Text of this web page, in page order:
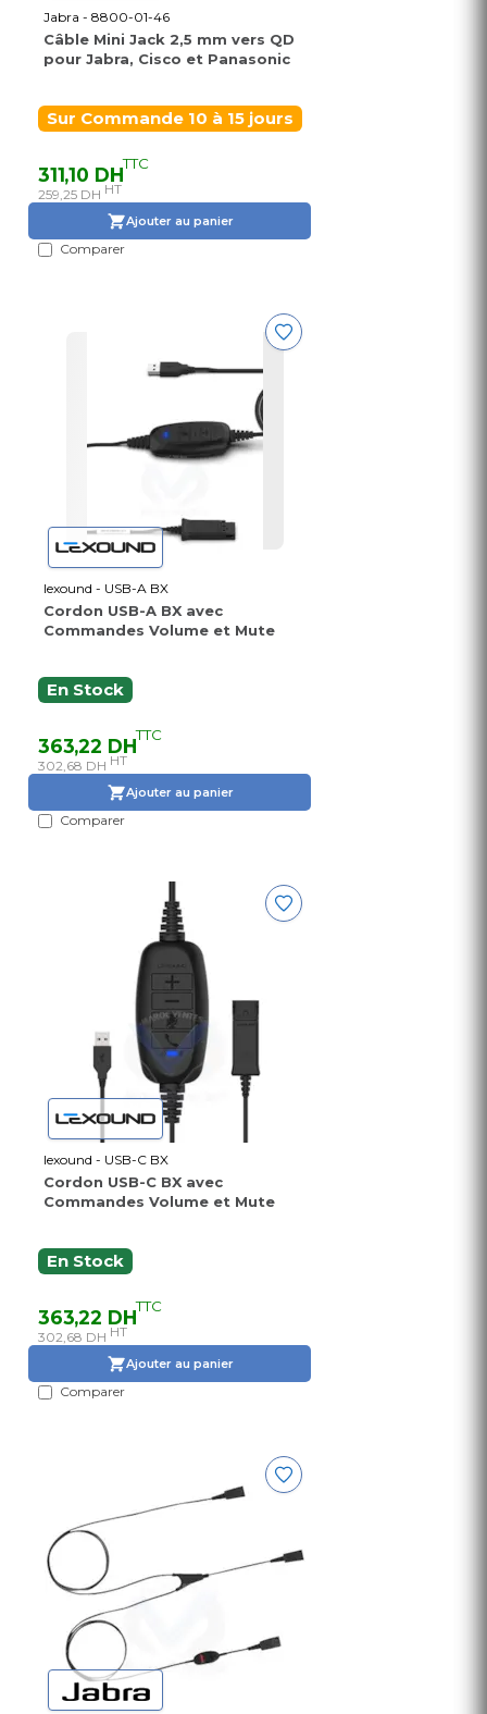
Jabra - 8800-01-46
Câble Mini Jack 2,5 mm vers QD
pour Jabra, Cisco et Panasonic
Sur Commande 10 à 15 jours
311,10 DHTTC
259,25 DH HT
Ajouter au panier
Comparer
lexound - USB-A BX
Cordon USB-A BX avec
Commandes Volume et Mute
En Stock
363,22 DHTTC
302,68 DH HT
Ajouter au panier
Comparer
lexound - USB-C BX
Cordon USB-C BX avec
Commandes Volume et Mute
En Stock
363,22 DHTTC
302,68 DH HT
Ajouter au panier
Comparer